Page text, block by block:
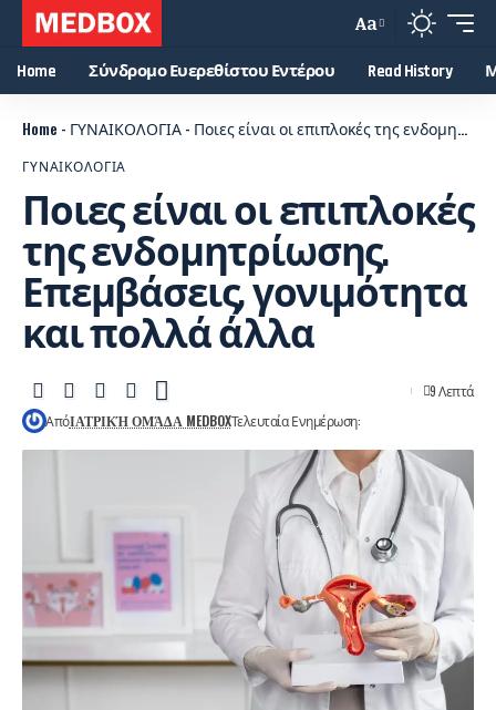
Aa
Home Σύνδρομο Ευερεθίστου Εντέρου Read History
Home - ΓΥΝΑΙΚΟΛΟΓΙΑ- Ποιες είναι οι επιπλοκές της ενδομητρίωσης. Επεμβάσεις, γονιμότητα και πολλά άλλα
ΓΥΝΑΙΚΟΛΟΓΙΑ
Ποιες είναι οι επιπλοκές
της ενδομητρίωσης.
Επεμβάσεις, γονιμότητα
και πολλά άλλα
ΑπόΙΑΤΡΙΚΉ ΟΜΆΔΑ MEDBOXΤελευταία Ενημέρωση:
9 Λεπτά